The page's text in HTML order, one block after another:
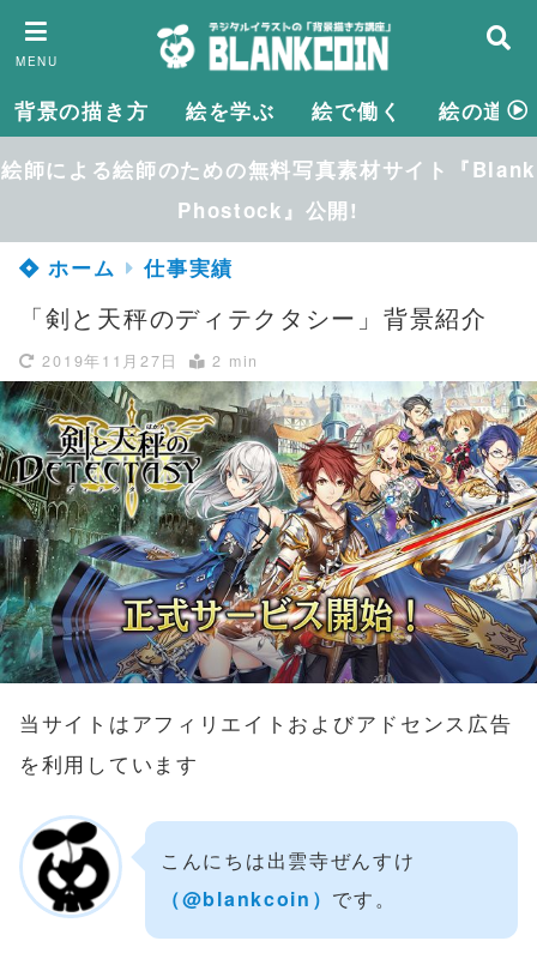
MENU
背景の描き方 絵を学ぶ 絵で働く 絵の道具
絵師による絵師のための無料写真素材サイト『Blank
Phostock』公開!
ホーム
仕事実績
「剣と天秤のディテクタシー」背景紹介
2019年11月27日 2 min
当サイトはアフィリエイトおよびアドセンス広告
を利用しています
こんにちは出雲寺ぜんすけ
（‎@blankcoin） です。